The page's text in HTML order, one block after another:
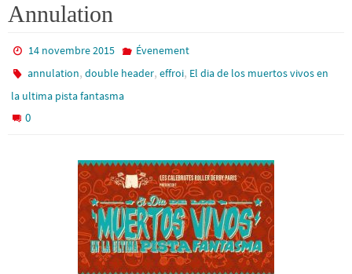
Annulation
14 novembre 2015
Évenement
annulation,double header,effroi, El dia de los muertos vivos en
la ultima pista fantasma
0